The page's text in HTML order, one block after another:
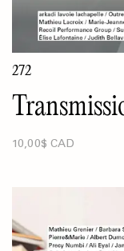
272
10,00$ CAD